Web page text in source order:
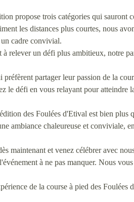
propose trois catégories qui sauront
les distances plus courtes, nous
cadre convivial.
à relever un défi plus ambitieux, notre
préfèrent partager leur passion de la
le défi en vous relayant pour atteindre
des Foulées d'Etival est bien plus
ambiance chaleureuse et conviviale,
maintenant et venez célébrer avec
à ne pas manquer. Nous
de la course à pied des